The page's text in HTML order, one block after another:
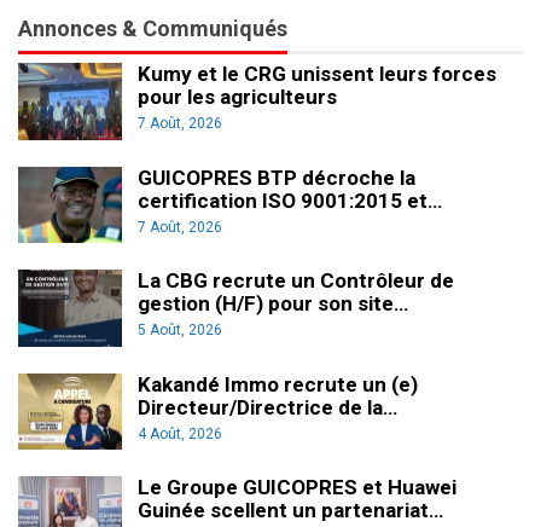
Annonces & Communiqués
Kumy et le CRG unissent leurs forces
pour les agriculteurs
7 Août, 2026
GUICOPRES BTP décroche la
certification ISO 9001:2015 et…
7 Août, 2026
La CBG recrute un Contrôleur de
gestion (H/F) pour son site…
5 Août, 2026
Kakandé Immo recrute un (e)
Directeur/Directrice de la…
4 Août, 2026
Le Groupe GUICOPRES et Huawei
Guinée scellent un partenariat…